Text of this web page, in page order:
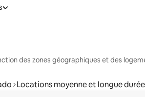
des zones géographiques et des
Locations moyenne et longue durée